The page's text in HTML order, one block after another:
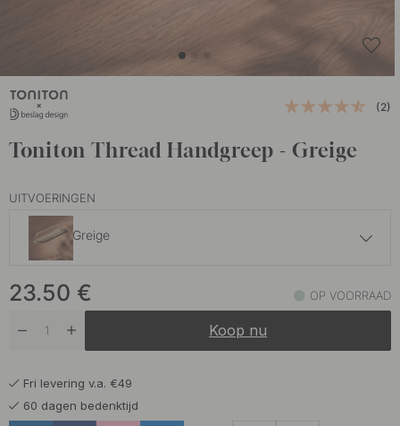
(2)
Toniton Thread Handgreep - Greige
UITVOERINGEN
Greige
Zwart Op voorraad
23.50 € OP VOORRAAD
Koop nu
Fri levering v.a. €49
60 dagen bedenktijd